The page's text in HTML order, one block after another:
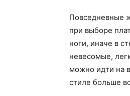
Повседневные
при выборе
ноги, иначе в
невесомые,
можно идти на
стиле больше